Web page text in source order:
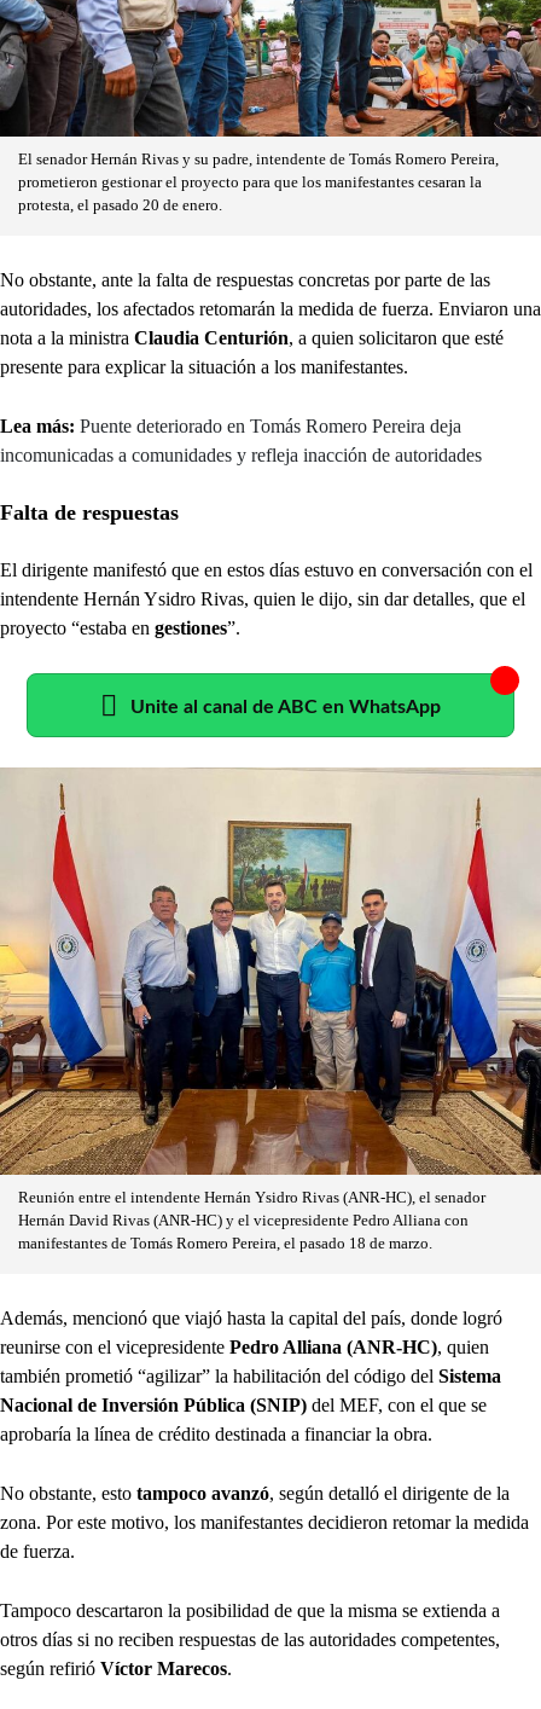
El senador Hernán Rivas y su padre, intendente de Tomás Romero Pereira,
prometieron gestionar el proyecto para que los manifestantes cesaran la
protesta, el pasado 20 de enero.
No obstante, ante la falta de respuestas concretas por parte de las
autoridades, los afectados retomarán la medida de fuerza. Enviaron una
nota a la ministra Claudia Centurión, a quien solicitaron que esté
presente para explicar la situación a los manifestantes.
Lea más: Puente deteriorado en Tomás Romero Pereira deja
incomunicadas a comunidades y refleja inacción de autoridades
Falta de respuestas
El dirigente manifestó que en estos días estuvo en conversación con el
intendente Hernán Ysidro Rivas, quien le dijo, sin dar detalles, que el
proyecto “estaba en gestiones”.
Unite al canal de ABC en WhatsApp
Reunión entre el intendente Hernán Ysidro Rivas (ANR-HC), el senador
Hernán David Rivas (ANR-HC) y el vicepresidente Pedro Alliana con
manifestantes de Tomás Romero Pereira, el pasado 18 de marzo.
Además, mencionó que viajó hasta la capital del país, donde logró
reunirse con el vicepresidente Pedro Alliana (ANR-HC), quien
también prometió “agilizar” la habilitación del código del Sistema
Nacional de Inversión Pública (SNIP) del MEF, con el que se
aprobaría la línea de crédito destinada a financiar la obra.
No obstante, esto tampoco avanzó, según detalló el dirigente de la
zona. Por este motivo, los manifestantes decidieron retomar la medida
de fuerza.
Tampoco descartaron la posibilidad de que la misma se extienda a
otros días si no reciben respuestas de las autoridades competentes,
según refirió Víctor Marecos.